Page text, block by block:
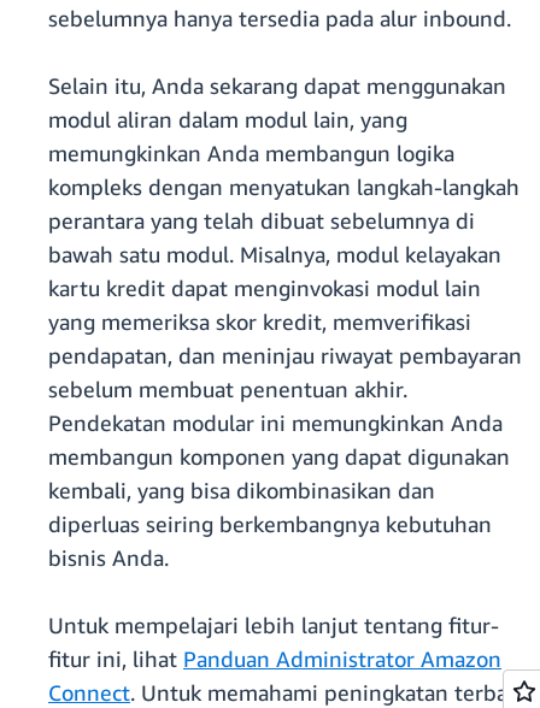
sebelumnya hanya tersedia pada alur inbound.
Selain itu, Anda sekarang dapat menggunakan
modul aliran dalam modul lain, yang
memungkinkan Anda membangun logika
kompleks dengan menyatukan langkah-langkah
perantara yang telah dibuat sebelumnya di
bawah satu modul. Misalnya, modul kelayakan
kartu kredit dapat menginvokasi modul lain
yang memeriksa skor kredit, memverifikasi
pendapatan, dan meninjau riwayat pembayaran
sebelum membuat penentuan akhir.
Pendekatan modular ini memungkinkan Anda
membangun komponen yang dapat digunakan
kembali, yang bisa dikombinasikan dan
diperluas seiring berkembangnya kebutuhan
bisnis Anda.
Untuk mempelajari lebih lanjut tentang fitur-
fitur ini, lihat Panduan Administrator Amazon
Connect. Untuk memahami peningkatan terbaru